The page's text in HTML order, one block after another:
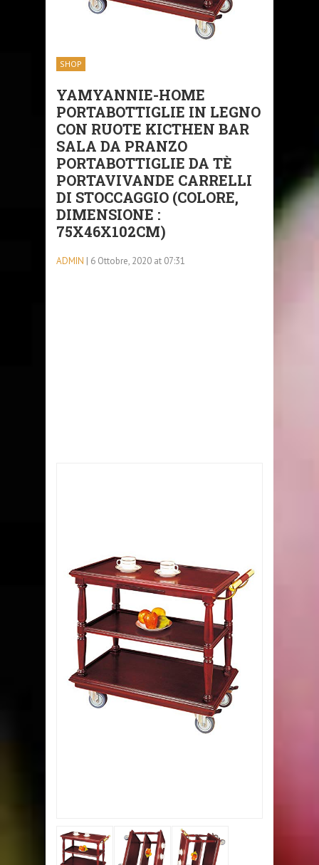
SHOP
YAMYANNIE-HOME
PORTABOTTIGLIE IN LEGNO
CON RUOTE KICTHEN BAR
SALA DA PRANZO
PORTABOTTIGLIE DA TÈ
PORTAVIVANDE CARRELLI
DI STOCCAGGIO (COLORE,
DIMENSIONE :
75X46X102CM)
ADMIN | 6 Ottobre, 2020 at 07:31